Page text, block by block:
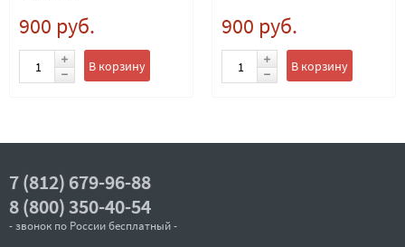
900 руб.
В корзину
900 руб.
В корзину
7 (812) 679-96-88
8 (800) 350-40-54
- звонок по России бесплатный -